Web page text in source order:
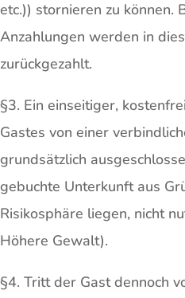
etc.)) stornieren zu können.
Anzahlungen werden in
zurückgezahlt.
§3. Ein einseitiger,
Gastes von einer
grundsätzlich
gebuchte Unterkunft aus
Risikosphäre liegen, nicht
Höhere Gewalt).
§4. Tritt der Gast dennoch